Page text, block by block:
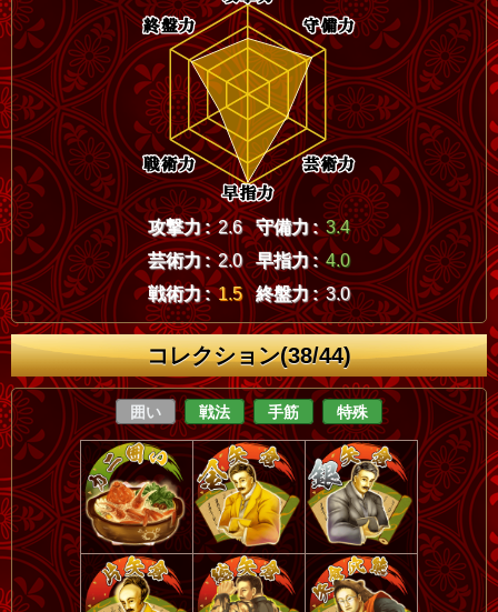
攻撃力 : 2.6 守備力 : 3.4
芸術力 : 2.0 早指力 : 4.0
戦術力 : 1.5 終盤力 : 3.0
コレクション(38/44)
囲い 戦法 手筋 特殊